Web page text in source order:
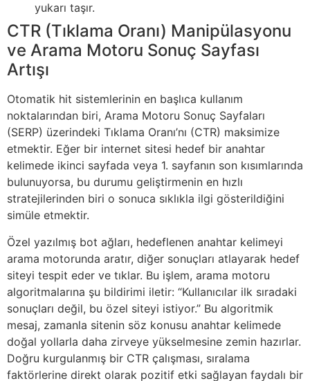
yukarı taşır.
CTR (Tıklama Oranı) Manipülasyonu
ve Arama Motoru Sonuç Sayfası
Artışı
Otomatik hit sistemlerinin en başlıca kullanım
noktalarından biri, Arama Motoru Sonuç Sayfaları
(SERP) üzerindeki Tıklama Oranı’nı (CTR) maksimize
etmektir. Eğer bir internet sitesi hedef bir anahtar
kelimede ikinci sayfada veya 1. sayfanın son kısımlarında
bulunuyorsa, bu durumu geliştirmenin en hızlı
stratejilerinden biri o sonuca sıklıkla ilgi gösterildiğini
simüle etmektir.
Özel yazılmış bot ağları, hedeflenen anahtar kelimeyi
arama motorunda aratır, diğer sonuçları atlayarak hedef
siteyi tespit eder ve tıklar. Bu işlem, arama motoru
algoritmalarına şu bildirimi iletir: “Kullanıcılar ilk sıradaki
sonuçları değil, bu özel siteyi istiyor.” Bu algoritmik
mesaj, zamanla sitenin söz konusu anahtar kelimede
doğal yollarla daha zirveye yükselmesine zemin hazırlar.
Doğru kurgulanmış bir CTR çalışması, sıralama
faktörlerine direkt olarak pozitif etki sağlayan faydalı bir